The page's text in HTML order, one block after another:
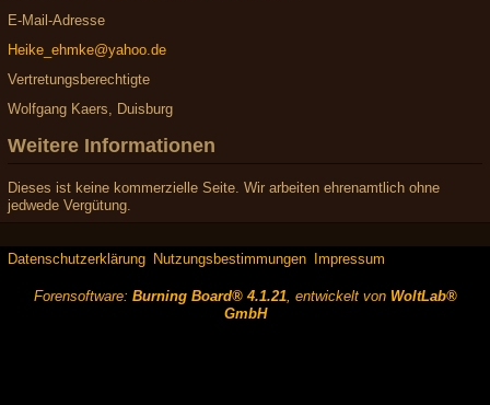
E-Mail-Adresse
Heike_ehmke@yahoo.de
Vertretungsberechtigte
Wolfgang Kaers, Duisburg
Weitere Informationen
Dieses ist keine kommerzielle Seite. Wir arbeiten ehrenamtlich ohne
jedwede Vergütung.
Datenschutzerklärung Nutzungsbestimmungen Impressum
Forensoftware: Burning Board® 4.1.21, entwickelt von WoltLab®
GmbH